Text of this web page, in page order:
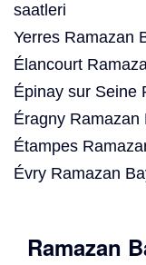
saatleri
Yerres Ramazan
Élancourt
Épinay sur Seine
Éragny Ramazan
Étampes
Évry Ramazan
Ramazan